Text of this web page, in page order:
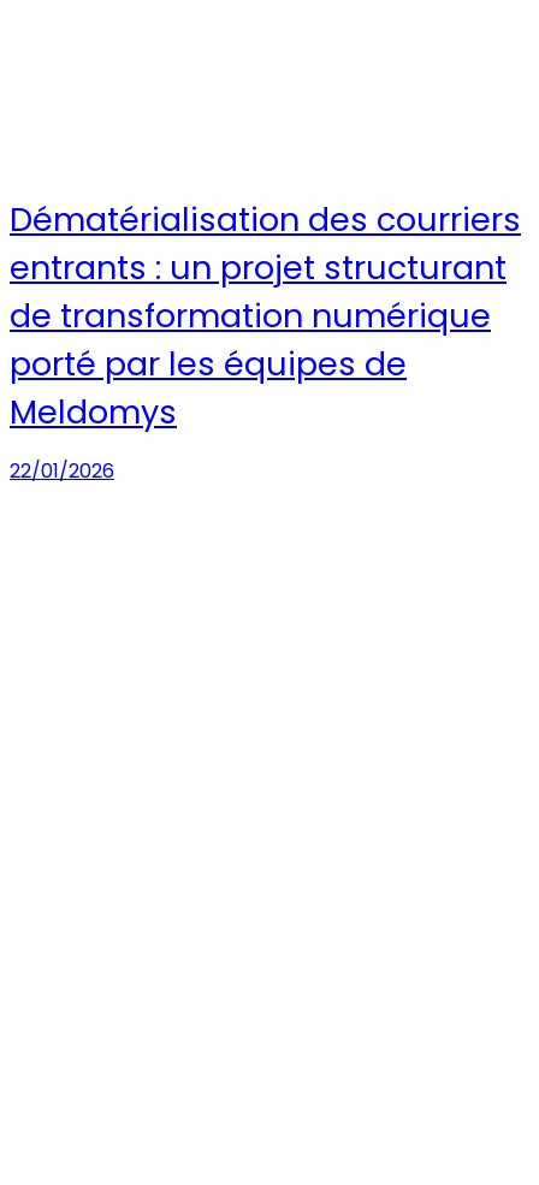
Dématérialisation des courriers
entrants : un projet structurant
de transformation numérique
porté par les équipes de
Meldomys
22/01/2026